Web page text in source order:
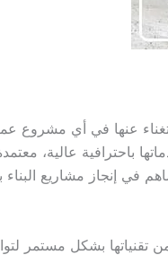
عنها في أي مشروع
باحترافية عالية،
في إنجاز مشاريع
بشكل مستمر